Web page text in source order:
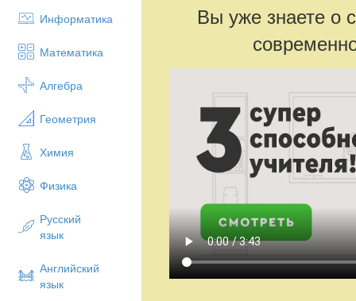
Информатика
Математика
Алгебра
Геометрия
Химия
Физика
Русский
язык
Английский
язык
Вы уже знаете о